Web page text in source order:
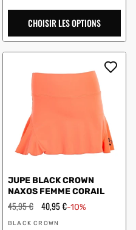
CHOISIR LES OPTIONS
JUPE BLACK CROWN
NAXOS FEMME CORAIL
Prix
régulier
45,95 € Prix
solde
40,95 €-10%
Vendeur
BLACK CROWN